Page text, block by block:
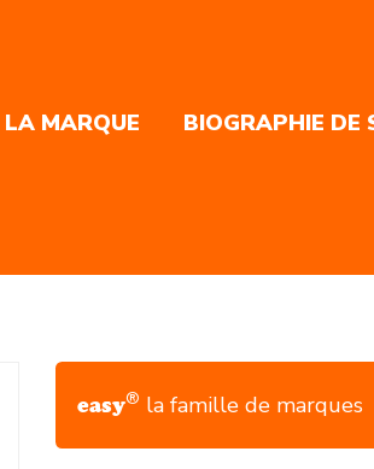
MARQUE BIOGRAPHIE DE
easy® la famille de marques